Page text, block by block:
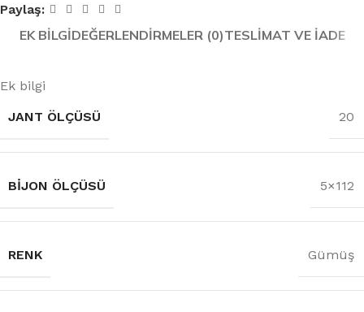
Paylaş:
EK BILGIDEĞERLENDIRMELER (0)TESLIMAT VE İADE
Ek bilgi
JANT ÖLÇÜSÜ
20
BIJON ÖLÇÜSÜ 5×112
RENK Gümüş